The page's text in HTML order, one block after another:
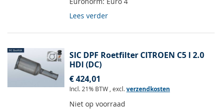
Lees verder
SIC DPF Roetfilter CITROEN C5 I 2.0
HDI (DC)
€ 424,01
Incl. 21% BTW , excl.verzendkosten
Niet op voorraad